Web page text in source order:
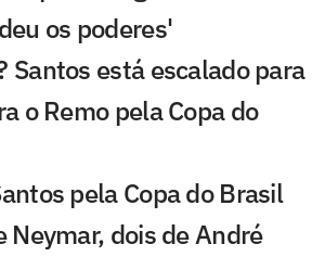
os poderes'
Santos está escalado para
o Remo pela Copa do
pela Copa do Brasil
Neymar, dois de André